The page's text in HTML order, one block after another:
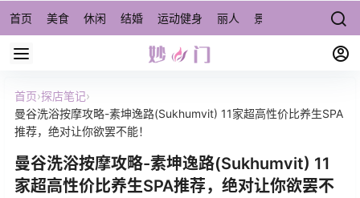
首页 美食 休闲 结婚 运动健身 丽人 景点/周边游 宠物
首页›探店笔记›
曼谷洗浴按摩攻略-素坤逸路(Sukhumvit) 11家超高性价比养生SPA
推荐，绝对让你欲罢不能！
曼谷洗浴按摩攻略-素坤逸路(Sukhumvit) 11
家超高性价比养生SPA推荐，绝对让你欲罢不